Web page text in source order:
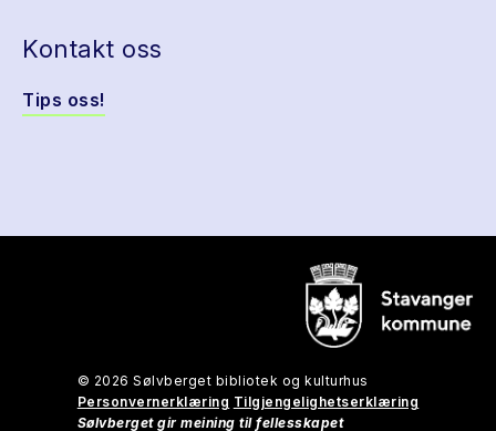
Kontakt oss
Tips oss!
© 2026 Sølvberget bibliotek og kulturhus
Personvernerklæring Tilgjengelighetserklæring
Sølvberget gir meining til fellesskapet